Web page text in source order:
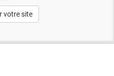
votre site